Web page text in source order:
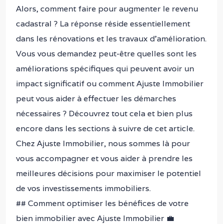
Alors, comment faire pour augmenter le revenu
cadastral ? La réponse réside essentiellement
dans les rénovations et les travaux d’amélioration.
Vous vous demandez peut-être quelles sont les
améliorations spécifiques qui peuvent avoir un
impact significatif ou comment Ajuste Immobilier
peut vous aider à effectuer les démarches
nécessaires ? Découvrez tout cela et bien plus
encore dans les sections à suivre de cet article.
Chez Ajuste Immobilier, nous sommes là pour
vous accompagner et vous aider à prendre les
meilleures décisions pour maximiser le potentiel
de vos investissements immobiliers.
## Comment optimiser les bénéfices de votre
bien immobilier avec Ajuste Immobilier 💼